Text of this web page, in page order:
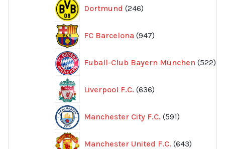
Dortmund 246
produkter
FC Barcelona 947
produkter
Fuball-Club Bayern München 522
Liverpool F.C. 636
produkter
Manchester City F.C. 591
produkter
Manchester United F.C. 643